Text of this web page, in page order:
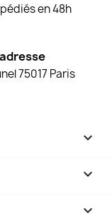
en 48h
75017 Paris


keyboard_arrow_down